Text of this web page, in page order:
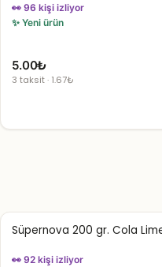
👀 96 kişi izliyor
✨ Yeni ürün
5.00₺
3 taksit · 1.67₺
Süpernova 200 gr. Cola
👀 92 kişi izliyor